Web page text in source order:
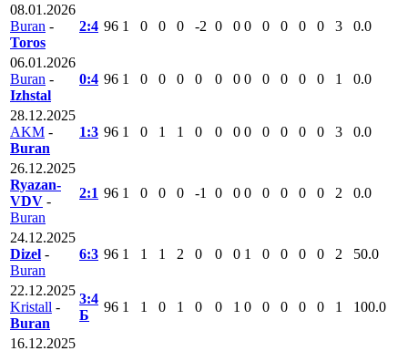
08.01.2026
Buran -
Toros
2:4 96 1 0 0 0 -2 0 0 0 0 0 0 0 3 0.0
06.01.2026
Buran -
Izhstal
0:4 96 1 0 0 0 0 0 0 0 0 0 0 0 1 0.0
28.12.2025
AKM -
Buran
1:3 96 1 0 1 1 0 0 0 0 0 0 0 0 3 0.0
26.12.2025
Ryazan-
VDV -
Buran
2:1 96 1 0 0 0 -1 0 0 0 0 0 0 0 2 0.0
24.12.2025
Dizel -
Buran
6:3 96 1 1 1 2 0 0 0 1 0 0 0 0 2 50.0
22.12.2025
Kristall -
Buran
3:4
Б
96 1 1 0 1 0 0 1 0 0 0 0 0 1 100.0
16.12.2025